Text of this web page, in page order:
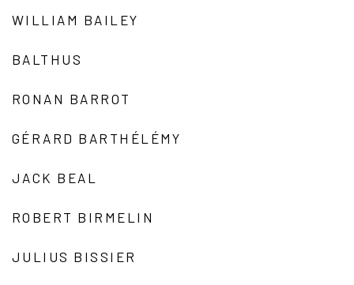
WILLIAM BAILEY
BALTHUS
RONAN BARROT
GÉRARD BARTHÉLÉMY
JACK BEAL
ROBERT BIRMELIN
JULIUS BISSIER